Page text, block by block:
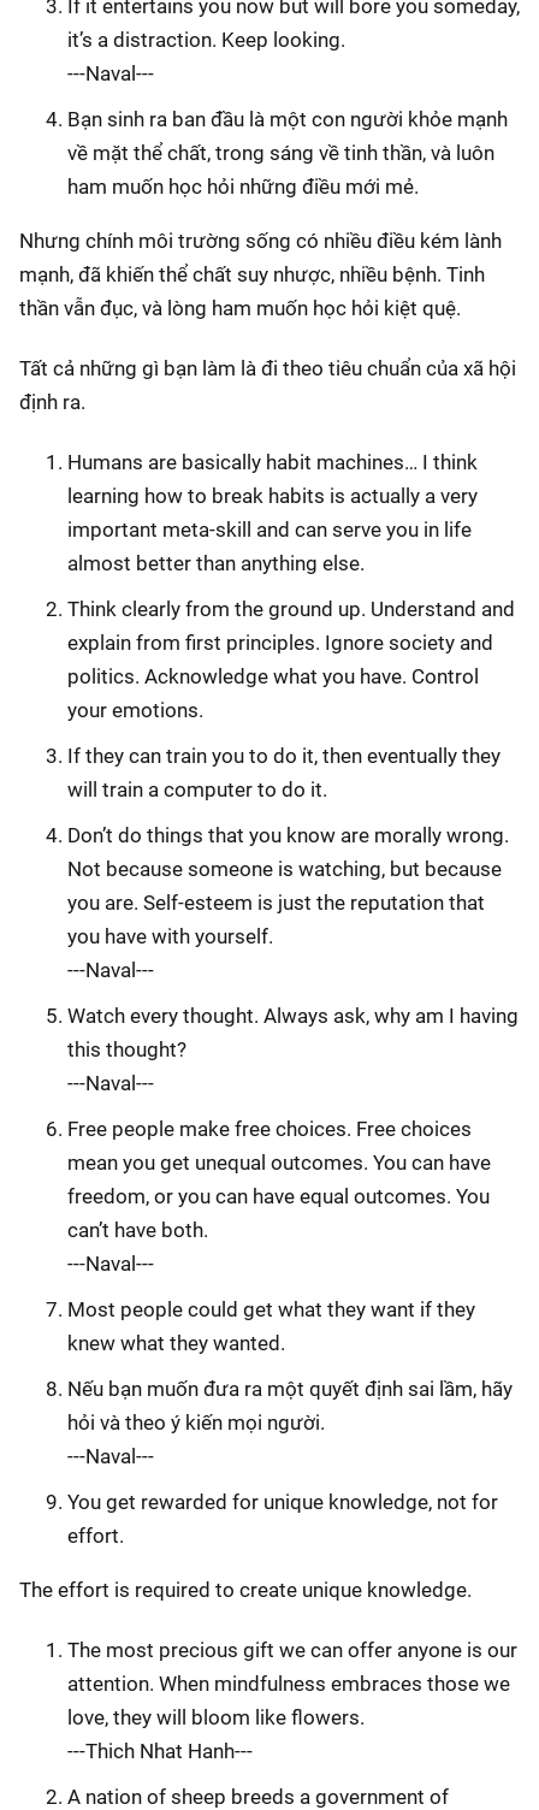
If it entertains you now but will bore you someday,
it’s a distraction. Keep looking.
---Naval---
Bạn sinh ra ban đầu là một con người khỏe mạnh
về mặt thể chất, trong sáng về tinh thần, và luôn
ham muốn học hỏi những điều mới mẻ.
Nhưng chính môi trường sống có nhiều điều kém lành
mạnh, đã khiến thể chất suy nhược, nhiều bệnh. Tinh
thần vẫn đục, và lòng ham muốn học hỏi kiệt quệ.
Tất cả những gì bạn làm là đi theo tiêu chuẩn của xã hội
định ra.
Humans are basically habit machines… I think
learning how to break habits is actually a very
important meta-skill and can serve you in life
almost better than anything else.
Think clearly from the ground up. Understand and
explain from first principles. Ignore society and
politics. Acknowledge what you have. Control
your emotions.
If they can train you to do it, then eventually they
will train a computer to do it.
Don’t do things that you know are morally wrong.
Not because someone is watching, but because
you are. Self-esteem is just the reputation that
you have with yourself.
---Naval---
Watch every thought. Always ask, why am I having
this thought?
---Naval---
Free people make free choices. Free choices
mean you get unequal outcomes. You can have
freedom, or you can have equal outcomes. You
can’t have both.
---Naval---
Most people could get what they want if they
knew what they wanted.
Nếu bạn muốn đưa ra một quyết định sai lầm, hãy
hỏi và theo ý kiến mọi người.
---Naval---
You get rewarded for unique knowledge, not for
effort.
The effort is required to create unique knowledge.
The most precious gift we can offer anyone is our
attention. When mindfulness embraces those we
love, they will bloom like flowers.
---Thich Nhat Hanh---
A nation of sheep breeds a government of